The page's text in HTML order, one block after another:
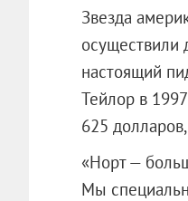
Звезда
осуществили
настоящий
Тейлор в
625
«Норт —
Мы